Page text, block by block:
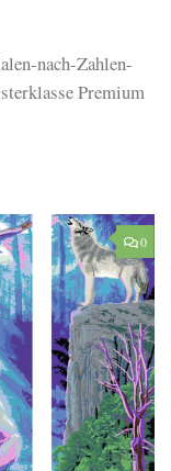
nach-Zahlen-
Premium
0